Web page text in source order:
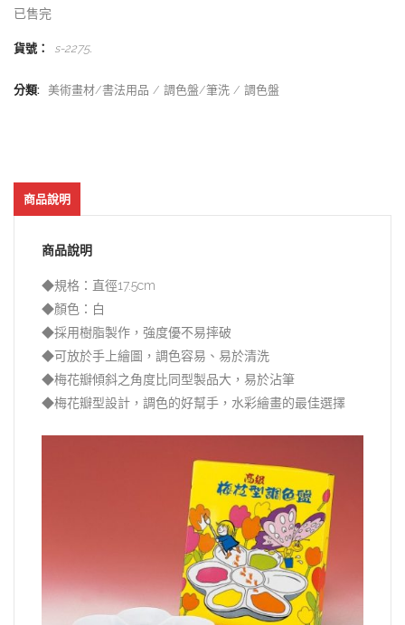
已售完
貨號： s-2275.
分類: 美術畫材/書法用品 調色盤/筆洗 調色盤
商品說明
商品說明
◆規格：直徑17.5cm
◆顏色：白
◆採用樹脂製作，強度優不易摔破
◆可放於手上繪圖，調色容易、易於清洗
◆梅花瓣傾斜之角度比同型製品大，易於沾筆
◆梅花瓣型設計，調色的好幫手，水彩繪畫的最佳選擇